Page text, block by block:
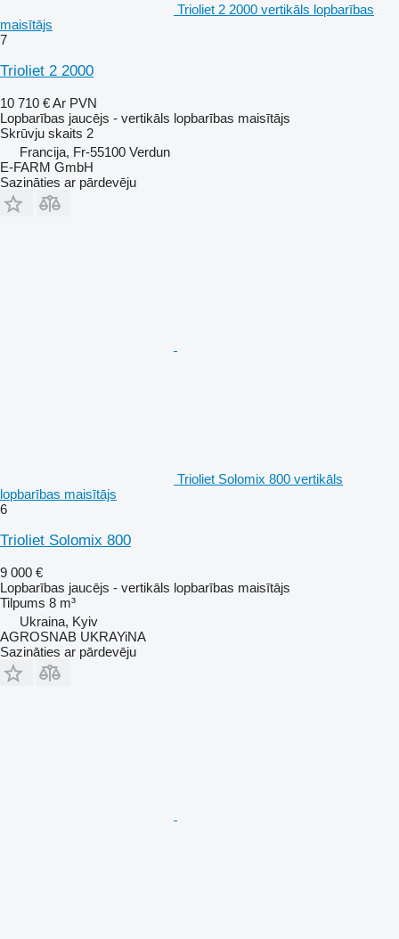
Trioliet 2 2000 vertikāls lopbarības
maisītājs
7
Trioliet 2 2000
10 710 €Ar PVN
Lopbarības jaucējs - vertikāls lopbarības maisītājs
Skrūvju skaits 2
Francija, Fr-55100 Verdun
E-FARM GmbH
Sazināties ar pārdevēju
Trioliet Solomix 800 vertikāls
lopbarības maisītājs
6
Trioliet Solomix 800
9 000 €
Lopbarības jaucējs - vertikāls lopbarības maisītājs
Tilpums 8 m³
Ukraina, Kyiv
AGROSNAB UKRAYiNA
Sazināties ar pārdevēju